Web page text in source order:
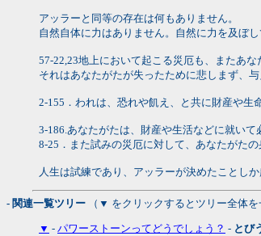
アッラーと同等の存在は何もありません。
自然自体に力はありません。自然に力を及ぼし
57-22,23地上において起こる災厄も、またあ
それはあなたがたが失ったために悲しまず、
2-155．われは、恐れや飢え、と共に財産や生
3-186.あなたがたは、財産や生活などに就いて
8-25．また試みの災厄に対して、あなたがた
人生は試練であり、アッラーが決めたことしか
- 関連一覧ツリー （▼ をクリックするとツリー全体を
▼ - パワーストーンってどうでしょう？ - とび